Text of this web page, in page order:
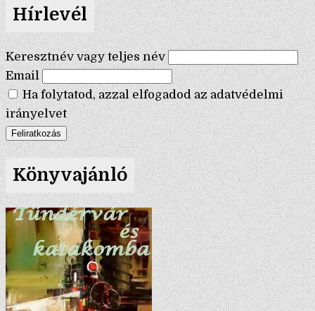
Hírlevél
Keresztnév vagy teljes név
Email
Ha folytatod, azzal elfogadod az adatvédelmi
irányelvet
Könyvajánló